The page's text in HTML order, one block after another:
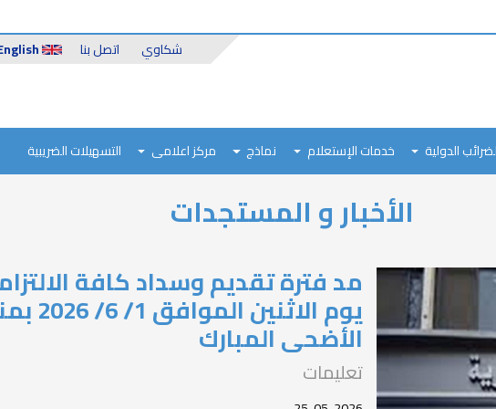
Header
Top
شكاوي اتصل بنا
الدولية خدمات الإستعلام نماذج مركز اعلامى التسهيلات الضريبية
الأخبار و المستجدات
مد فترة تقديم وسداد كافة
يوم
الأضحى المبارك
تعليمات